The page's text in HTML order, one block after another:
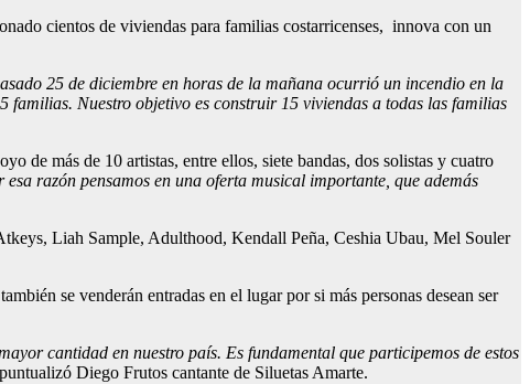
cientos de viviendas para familias costarricenses, innova con un
25 de diciembre en horas de la mañana ocurrió un incendio en la
Nuestro objetivo es construir 15 viviendas a todas las familias
de más de 10 artistas, entre ellos, siete bandas, dos solistas y cuatro
esa razón pensamos en una oferta musical importante, que además
Liah Sample, Adulthood, Kendall Peña, Ceshia Ubau, Mel Souler
se venderán entradas en el lugar por si más personas desean ser
cantidad en nuestro país. Es fundamental que participemos de estos
Diego Frutos cantante de Siluetas Amarte.